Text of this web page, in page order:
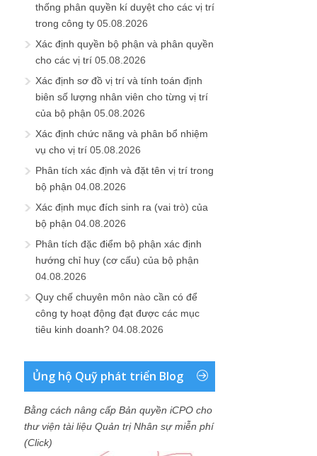
thống phân quyền kí duyệt cho các vị trí
trong công ty 05.08.2026
Xác định quyền bộ phận và phân quyền
cho các vị trí 05.08.2026
Xác định sơ đồ vị trí và tính toán định
biên số lượng nhân viên cho từng vị trí
của bộ phận 05.08.2026
Xác định chức năng và phân bổ nhiệm
vụ cho vị trí 05.08.2026
Phân tích xác định và đặt tên vị trí trong
bộ phận 04.08.2026
Xác định mục đích sinh ra (vai trò) của
bộ phận 04.08.2026
Phân tích đặc điểm bộ phận xác định
hướng chỉ huy (cơ cấu) của bộ phận
04.08.2026
Quy chế chuyên môn nào cần có để
công ty hoạt động đạt được các mục
tiêu kinh doanh? 04.08.2026
Ủng hộ Quỹ phát triển Blog
Bằng cách nâng cấp Bản quyền iCPO cho
thư viện tài liệu Quản trị Nhân sự miễn phí
(Click)